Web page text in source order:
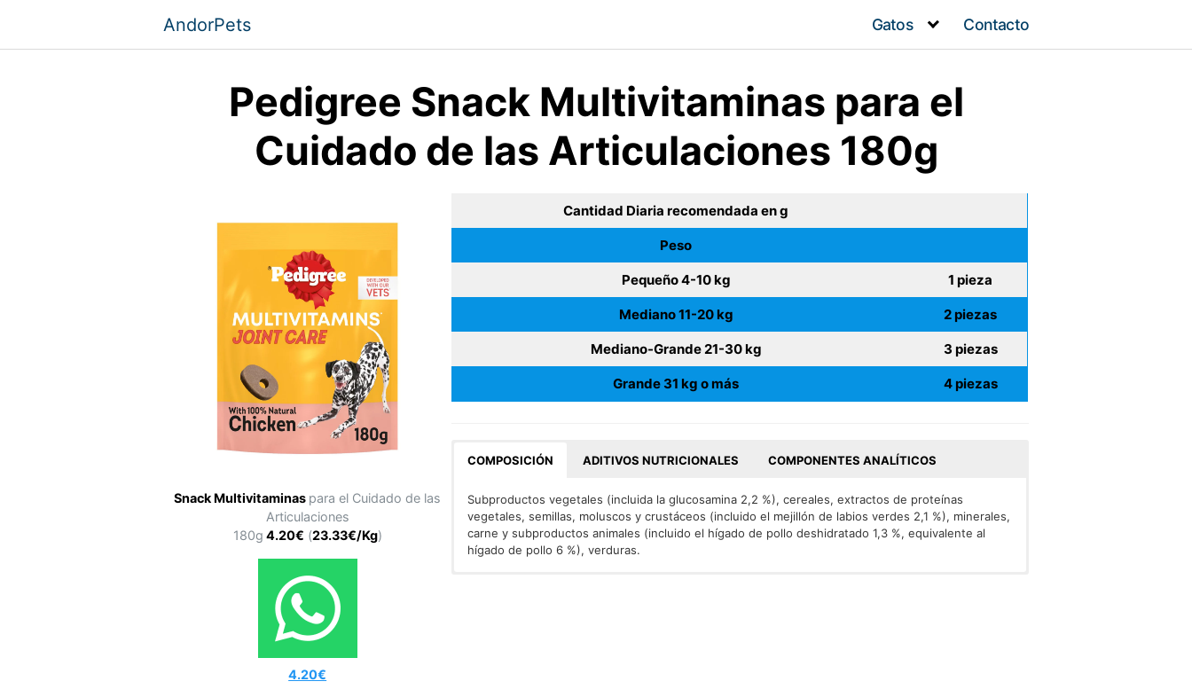
contenido
AndorPets Gatos Contacto
Pedigree Snack Multivitaminas para el
Cuidado de las Articulaciones 180g
Snack Multivitaminas para el Cuidado de las
Articulaciones
180g 4.20€ (23.33€/Kg)
4.20€
Cantidad Diaria recomendada en g
Peso
Pequeño 4-10 kg 1 pieza
Mediano 11-20 kg 2 piezas
Mediano-Grande 21-30 kg 3 piezas
Grande 31 kg o más 4 piezas
COMPOSICIÓN ADITIVOS NUTRICIONALES COMPONENTES ANALÍTICOS
Subproductos vegetales (incluida la glucosamina 2,2 %), cereales, extractos de proteínas
vegetales, semillas, moluscos y crustáceos (incluido el mejillón de labios verdes 2,1 %), minerales,
carne y subproductos animales (incluido el hígado de pollo deshidratado 1,3 %, equivalente al
hígado de pollo 6 %), verduras.